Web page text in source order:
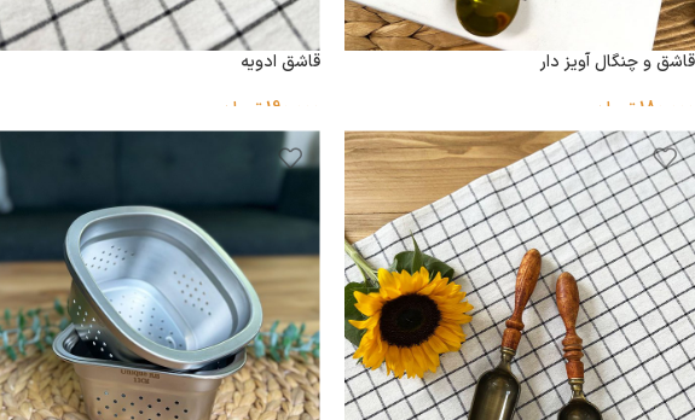
قاشق و چنگال آویز دار
180,000تومان
قاشق ادویه
190,000تومان